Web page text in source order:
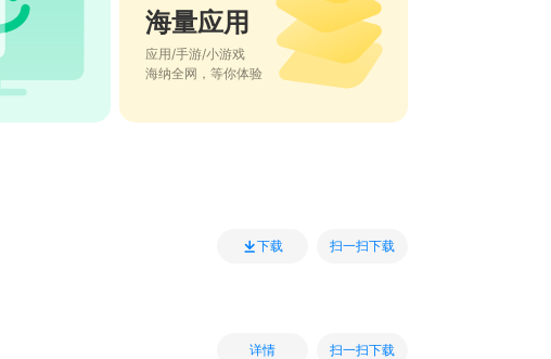
海量应用
应用/手游/小游戏
海纳全网，等你体验
下载 扫一扫下载
详情 扫一扫下载